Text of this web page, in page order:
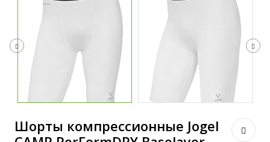
Шорты компрессионные Jogel